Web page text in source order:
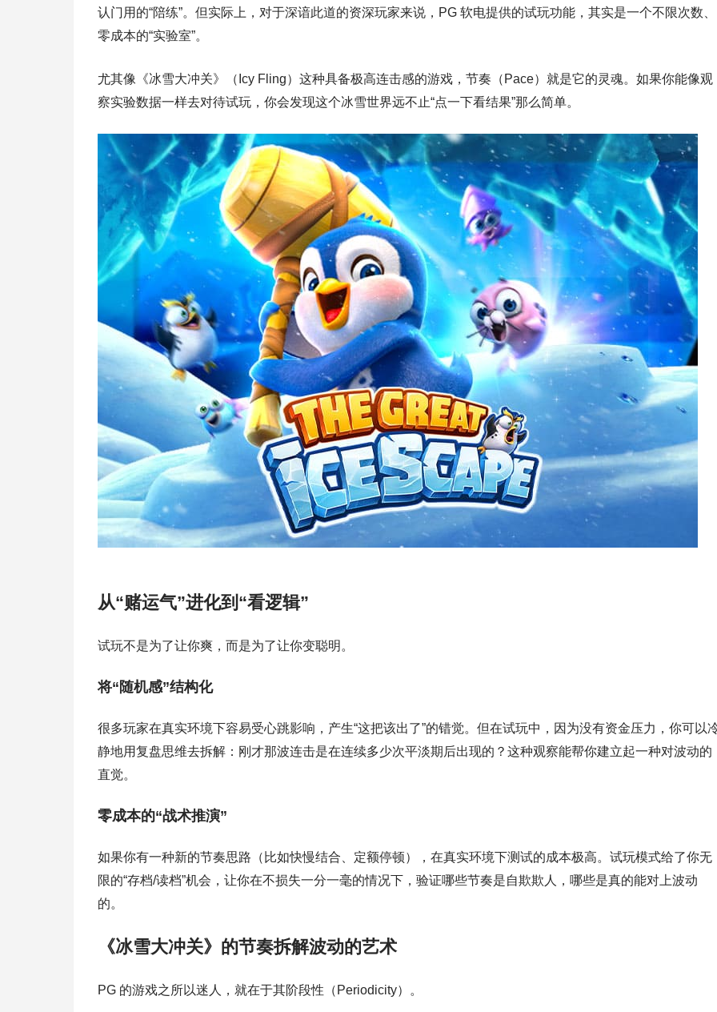
认门用的“陪练”。但实际上，对于深谙此道的资深玩家来说，PG 软电提供的试玩功能，其实是一个不限次数、
零成本的“实验室”。
尤其像《冰雪大冲关》（Icy Fling）这种具备极高连击感的游戏，节奏（Pace）就是它的灵魂。如果你能像观
察实验数据一样去对待试玩，你会发现这个冰雪世界远不止“点一下看结果”那么简单。
从“赌运气”进化到“看逻辑”
试玩不是为了让你爽，而是为了让你变聪明。
将“随机感”结构化
很多玩家在真实环境下容易受心跳影响，产生“这把该出了”的错觉。但在试玩中，因为没有资金压力，你可以
静地用复盘思维去拆解：刚才那波连击是在连续多少次平淡期后出现的？这种观察能帮你建立起一种对波动的
直觉。
零成本的“战术推演”
如果你有一种新的节奏思路（比如快慢结合、定额停顿），在真实环境下测试的成本极高。试玩模式给了你无
限的“存档/读档”机会，让你在不损失一分一毫的情况下，验证哪些节奏是自欺欺人，哪些是真的能对上波动
的。
《冰雪大冲关》的节奏拆解波动的艺术
PG 的游戏之所以迷人，就在于其阶段性（Periodicity）。